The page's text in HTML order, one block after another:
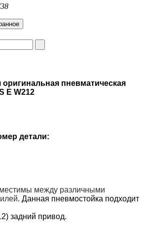
оригинальная пневматическая
E W212
детали:
между различными
. Данная пневмостойка подходит
задний привод.